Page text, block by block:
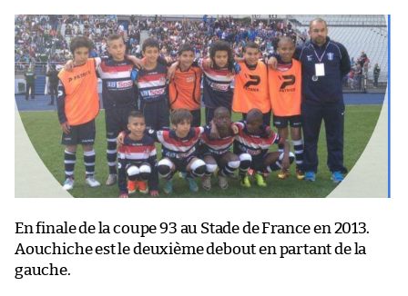
En finale de la coupe 93 au Stade de France en 2013.
Aouchiche est le deuxième debout en partant de la
gauche.